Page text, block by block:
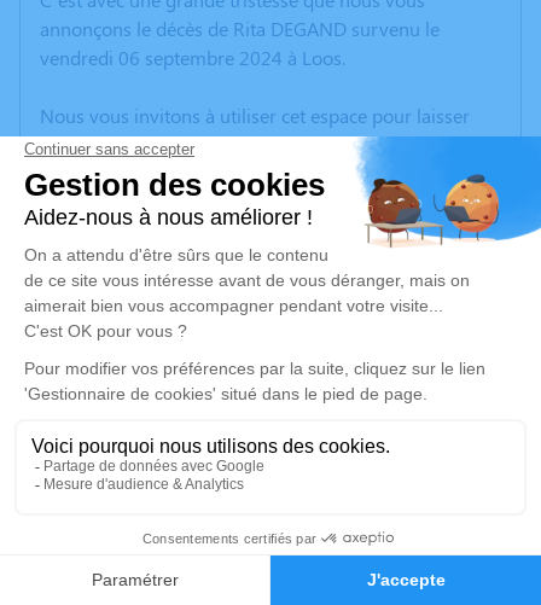
Faire-part Hommages
annonçons le décès de Rita DEGAND survenu le
vendredi 06 septembre 2024 à Loos.
Nous vous invitons à utiliser cet espace pour laisser
vos condoléances, partager des photos souvenirs, une
anecdote ou exprimer vos pensées à travers des
poèmes ou des textes. Cet endroit est un lieu
d'expression dédié à honorer la mémoire de Rita
DEGAND.
Un service de plantation d’arbre hommage est
disponible ici.
Je rends hommage
Cérémonie civile
Crématorium de Vendin-le-Vieil
Route de la Bassée